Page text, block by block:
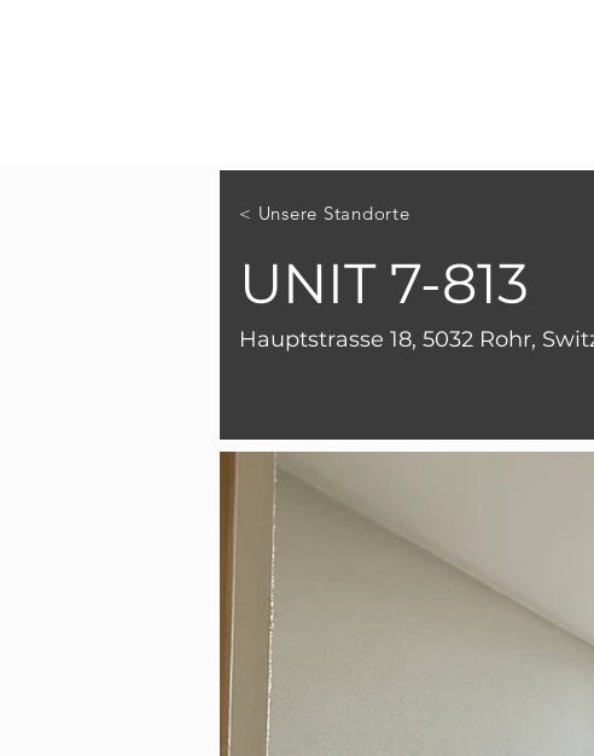
< Unsere Standorte
UNIT 7-813
Hauptstrasse 18, 5032 Rohr,